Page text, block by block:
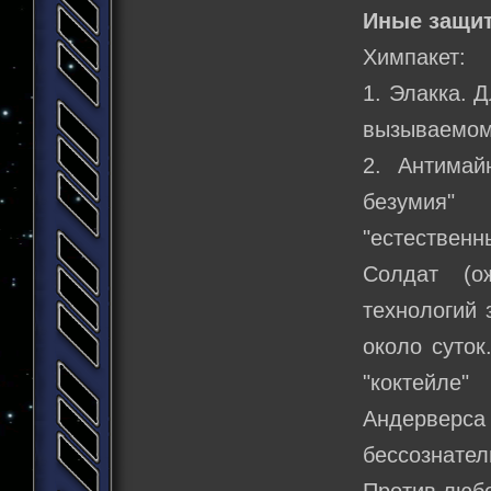
Иные
Химпакет:
1. Элакка.
2.
безумия"
Солдат
около